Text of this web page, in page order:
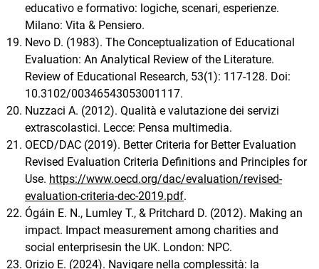
educativo e formativo: logiche, scenari, esperienze.
Milano: Vita & Pensiero.
Nevo D. (1983). The Conceptualization of Educational
Evaluation: An Analytical Review of the Literature.
Review of Educational Research, 53(1): 117-128. Doi:
10.3102/00346543053001117.
Nuzzaci A. (2012). Qualità e valutazione dei servizi
extrascolastici. Lecce: Pensa multimedia.
OECD/DAC (2019). Better Criteria for Better Evaluation
Revised Evaluation Criteria Definitions and Principles for
Use. https://www.oecd.org/dac/evaluation/revised-
evaluation-criteria-dec-2019.pdf.
Ógáin E. N., Lumley T., & Pritchard D. (2012). Making an
impact. Impact measurement among charities and
social enterprisesin the UK. London: NPC.
Orizio E. (2024). Navigare nella complessità: la